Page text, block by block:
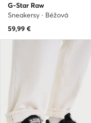
G-Star Raw
Sneakersy · Béžová
59,99 €